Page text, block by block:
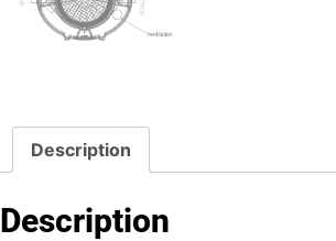
Description
Description